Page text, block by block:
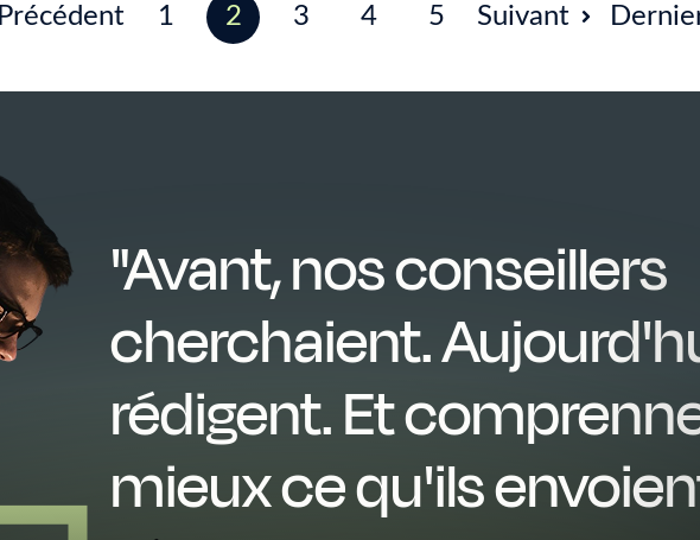
Précédent 1 2 3 4 5 Suivant
"Avant, nos conseillers
cherchaient.
rédigent. Et
mieux ce qu'ils